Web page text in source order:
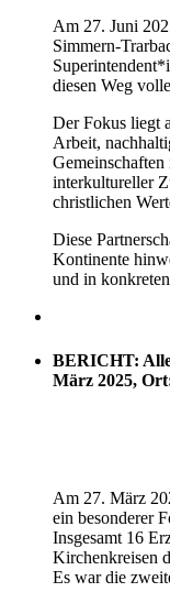
Am 27. Juni
Simmern-
diesen Weg
Der Fokus liegt
Arbeit,
interkultureller
christlichen
Diese
Kontinente
und in
BERICHT:
März 2025,
Am 27. März
ein besonderer
Insgesamt 16
Kirchenkreisen
Es war die